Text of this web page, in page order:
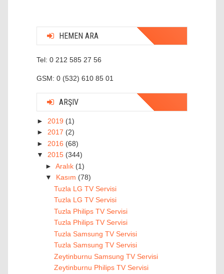
HEMEN ARA
Tel: 0 212 585 27 56
GSM: 0 (532) 610 85 01
ARŞIV
► 2019 (1)
► 2017 (2)
► 2016 (68)
▼ 2015 (344)
► Aralık (1)
▼ Kasım (78)
Tuzla LG TV Servisi
Tuzla LG TV Servisi
Tuzla Philips TV Servisi
Tuzla Philips TV Servisi
Tuzla Samsung TV Servisi
Tuzla Samsung TV Servisi
Zeytinburnu Samsung TV Servisi
Zeytinburnu Philips TV Servisi